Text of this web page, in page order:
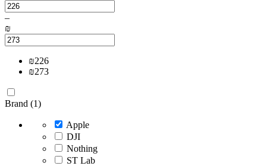
–
₪
₪226
₪273
Brand (1)
Apple
DJI
Nothing
ST Lab